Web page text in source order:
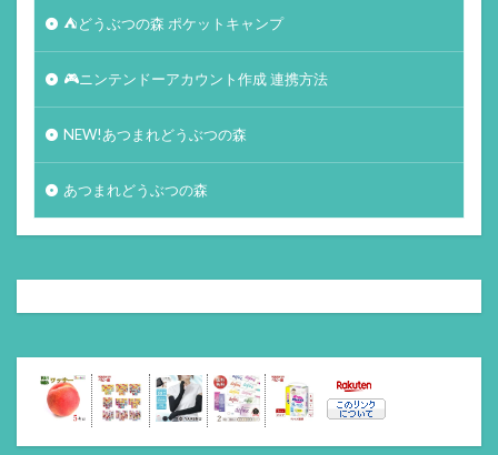
⛺どうぶつの森 ポケットキャンプ
🎮ニンテンドーアカウント作成 連携方法
NEW!あつまれどうぶつの森
あつまれどうぶつの森